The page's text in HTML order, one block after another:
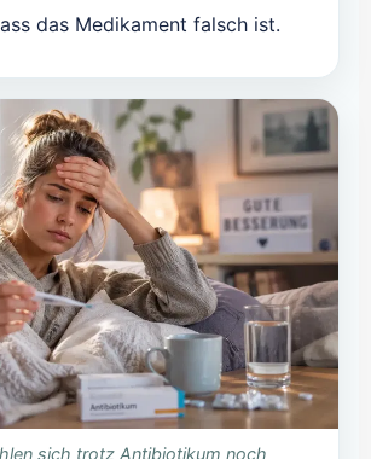
das Medikament falsch ist.
sich trotz Antibiotikum noch